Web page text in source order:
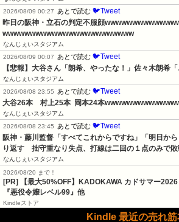
2026/08/09 00:27
あとで読む 🐦Tweet
昨日の阪神・立石の判定不服顔
wwwwwwwwwwwwwwwwwwwwwwww
なんじぇいスタジアム
2026/08/09 00:07
あとで読む 🐦Tweet
【悲報】大谷さん「朗希、やったな！」佐々木朗
なんじぇいスタジアム
2026/08/08 23:55
あとで読む 🐦Tweet
大谷26本　村上25本  岡本24本
なんじぇいスタジアム
2026/08/08 23:45
あとで読む 🐦Tweet
阪神・藤川監督「すべてこれからですね」「明日か
り返す　拙守重なり失点、打線は二回の１点のみで
なんじぇいスタジアム
2026/08/20 まで！
[PR]
【最大50%OFF】KADOKAWA カドサマー2026
『悪役令嬢レベル99』他
Kindleストア
Kindle 最近の売れ筋